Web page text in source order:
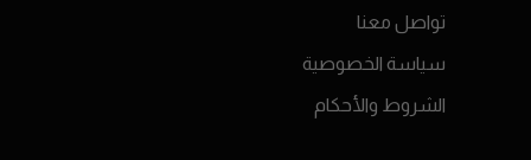
تواصل معنا
سياسة الخصوصية
الشروط والأحكام